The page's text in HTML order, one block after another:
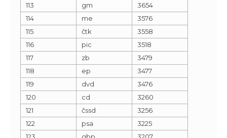
113
gm
3654
114
me
3576
115
čtk
3558
116
pic
3518
117
zb
3479
118
ep
3477
119
dvd
3476
120
cd
3260
121
čssd
3256
122
psa
3225
123
gbp
3207